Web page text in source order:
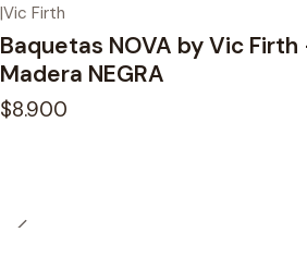
|Vic Firth
Baquetas NOVA by Vic
Madera NEGRA
$8.900